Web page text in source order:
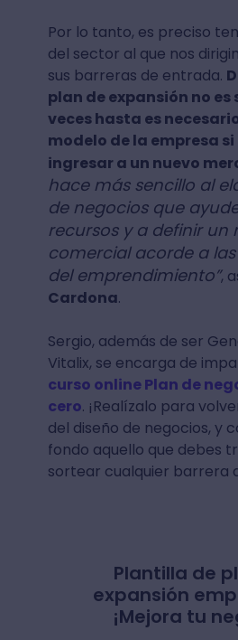
Por lo tanto, es preciso
del sector al que nos
sus barreras de entrada.
plan de expansión no es
veces hasta es
modelo de la empresa
ingresar a un nuevo
hace más sencillo al
de negocios que
recursos y a definir un
comercial acorde a
del emprendimiento”,
Cardona.
Sergio, además de ser
Vitalix, se encarga de
curso online Plan de
cero. ¡Realízalo para
del diseño de negocios, y
fondo aquello que debes
sortear cualquier barrera
Plantilla de
expansión
¡Mejora tu